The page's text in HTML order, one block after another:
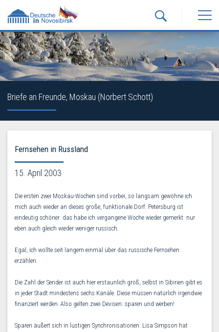
Briefe an Freunde, Moskau (Norbert Schott)
Fernsehen in Russland
15. April 2003
Die ersten zwei Moskau-Wochen sind vorbei, so langsam gewöhne ich
mich auch wieder an dieses große, funktionale Dorf. Petersburg ist
eindeutig schöner  das habe ich vergangene Woche wieder gemerkt  nur
eben auch gleich wieder weniger russisch.
Egal, ich wollte seit langem einmal über das russische Fernsehen
erzählen.
Die Zahl der Sender ist auch hier erstaunlich groß, selbst in Sibirien gibt es
in jeder Stadt mindestens sechs Kanäle. Diese müssen natürlich irgendwie
finanziert werden. Also gelten zwei Devisen: sparen und werben!
Sparen äußert sich in lustigen Synchronisationen. Lisa Simpson hat